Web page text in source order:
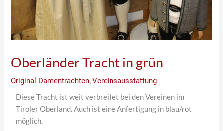
Oberländer Tracht in grün
Original Damentrachten,Vereinsausstattung
Diese Tracht ist weit verbreitet bei den Vereinen im
Tiroler Oberland. Auch ist eine Anfertigung in blau/rot
möglich.